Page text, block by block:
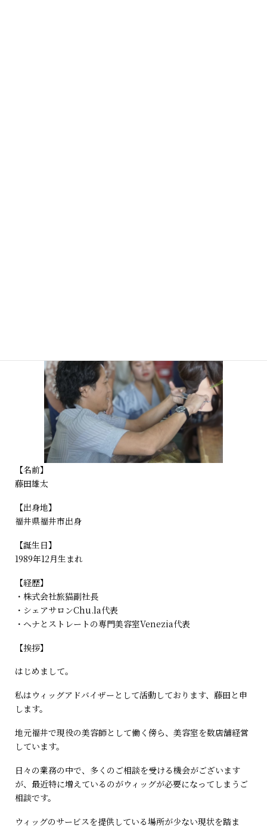
【名前】
藤田雄太
【出身地】
福井県福井市出身
【誕生日】
1989年12月生まれ
【経歴】
・株式会社旅猫副社長
・シェアサロンChu.la代表
・ヘナとストレートの専門美容室Venezia代表
【挨拶】
はじめまして。
私はウィッグアドバイザーとして活動しております、藤田と申
します。
地元福井で現役の美容師として働く傍ら、美容室を数店舗経営
しています。
日々の業務の中で、多くのご相談を受ける機会がございます
が、最近特に増えているのがウィッグが必要になってしまうご
相談です。
ウィッグのサービスを提供している場所が少ない現状を踏ま